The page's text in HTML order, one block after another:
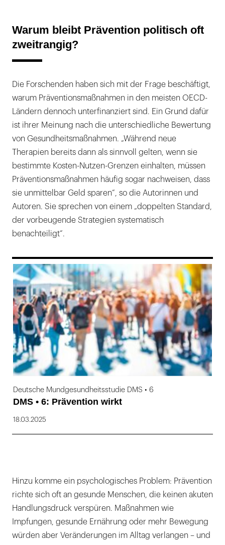
Warum bleibt Prävention politisch oft
zweitrangig?
Die Forschenden haben sich mit der Frage beschäftigt,
warum Präventionsmaßnahmen in den meisten OECD-
Ländern dennoch unterfinanziert sind. Ein Grund dafür
ist ihrer Meinung nach die unterschiedliche Bewertung
von Gesundheitsmaßnahmen. „Während neue
Therapien bereits dann als sinnvoll gelten, wenn sie
bestimmte Kosten-Nutzen-Grenzen einhalten, müssen
Präventionsmaßnahmen häufig sogar nachweisen, dass
sie unmittelbar Geld sparen“, so die Autorinnen und
Autoren. Sie sprechen von einem „doppelten Standard,
der vorbeugende Strategien systematisch
benachteiligt“.
169
Deutsche Mundgesundheitsstudie DMS • 6
DMS • 6: Prävention wirkt
18.03.2025
Hinzu komme ein psychologisches Problem: Prävention
richte sich oft an gesunde Menschen, die keinen akuten
Handlungsdruck verspüren. Maßnahmen wie
Impfungen, gesunde Ernährung oder mehr Bewegung
würden aber Veränderungen im Alltag verlangen – und